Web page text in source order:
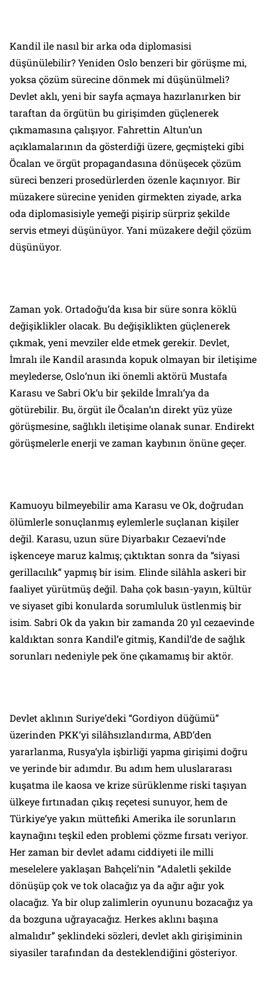
Kandil ile nasıl bir arka oda diplomasisi
düşünülebilir? Yeniden Oslo benzeri bir görüşme mi,
yoksa çözüm sürecine dönmek mi düşünülmeli?
Devlet aklı, yeni bir sayfa açmaya hazırlanırken bir
taraftan da örgütün bu girişimden güçlenerek
çıkmamasına çalışıyor. Fahrettin Altun’un
açıklamalarının da gösterdiği üzere, geçmişteki gibi
Öcalan ve örgüt propagandasına dönüşecek çözüm
süreci benzeri prosedürlerden özenle kaçınıyor. Bir
müzakere sürecine yeniden girmekten ziyade, arka
oda diplomasisiyle yemeği pişirip sürpriz şekilde
servis etmeyi düşünüyor. Yani müzakere değil çözüm
düşünüyor.
Zaman yok. Ortadoğu’da kısa bir süre sonra köklü
değişiklikler olacak. Bu değişiklikten güçlenerek
çıkmak, yeni mevziler elde etmek gerekir. Devlet,
İmralı ile Kandil arasında kopuk olmayan bir iletişime
meylederse, Oslo’nun iki önemli aktörü Mustafa
Karasu ve Sabri Ok’u bir şekilde İmralı’ya da
götürebilir. Bu, örgüt ile Öcalan’ın direkt yüz yüze
görüşmesine, sağlıklı iletişime olanak sunar. Endirekt
görüşmelerle enerji ve zaman kaybının önüne geçer.
Kamuoyu bilmeyebilir ama Karasu ve Ok, doğrudan
ölümlerle sonuçlanmış eylemlerle suçlanan kişiler
değil. Karasu, uzun süre Diyarbakır Cezaevi’nde
işkenceye maruz kalmış; çıktıktan sonra da “siyasi
gerillacılık” yapmış bir isim. Elinde silâhla askeri bir
faaliyet yürütmüş değil. Daha çok basın-yayın, kültür
ve siyaset gibi konularda sorumluluk üstlenmiş bir
isim. Sabri Ok da yakın bir zamanda 20 yıl cezaevinde
kaldıktan sonra Kandil’e gitmiş, Kandil’de de sağlık
sorunları nedeniyle pek öne çıkamamış bir aktör.
Devlet aklının Suriye’deki “Gordiyon düğümü”
üzerinden PKK’yi silâhsızlandırma, ABD’den
yararlanma, Rusya’yla işbirliği yapma girişimi doğru
ve yerinde bir adımdır. Bu adım hem uluslararası
kuşatma ile kaosa ve krize sürüklenme riski taşıyan
ülkeye fırtınadan çıkış reçetesi sunuyor, hem de
Türkiye’ye yakın müttefiki Amerika ile sorunların
kaynağını teşkil eden problemi çözme fırsatı veriyor.
Her zaman bir devlet adamı ciddiyeti ile milli
meselelere yaklaşan Bahçeli’nin “Adaletli şekilde
dönüşüp çok ve tok olacağız ya da ağır ağır yok
olacağız. Ya bir olup zalimlerin oyununu bozacağız ya
da bozguna uğrayacağız. Herkes aklını başına
almalıdır” şeklindeki sözleri, devlet aklı girişiminin
siyasiler tarafından da desteklendiğini gösteriyor.